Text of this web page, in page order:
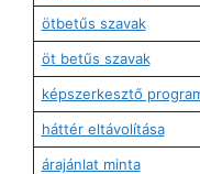
ötbetűs szavak
öt betűs szavak
képszerkesztő
háttér eltávolítása
árajánlat minta